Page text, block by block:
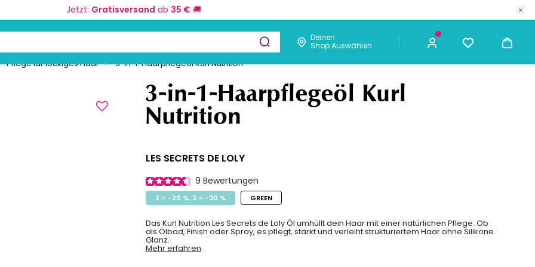
Jetzt: Gratisversand ab 35 € 🚚
Deinen
Shop Auswählen
Kosmetik Männer Chaarmant
Pflege für lockiges Haar 3-in-1-Haarpflegeöl Kurl Nutrition
3-in-1-Haarpflegeöl Kurl
Nutrition
LES SECRETS DE LOLY
9 Bewertungen
2 = -20 %, 3 = -30 % GREEN
Das Kurl Nutrition Les Secrets de Loly Öl umhüllt dein Haar mit einer natürlichen Pflege. Ob
als Ölbad, Finish oder Spray, es pflegt, stärkt und verleiht strukturiertem Haar ohne Silikone
Glanz.
Mehr erfahren